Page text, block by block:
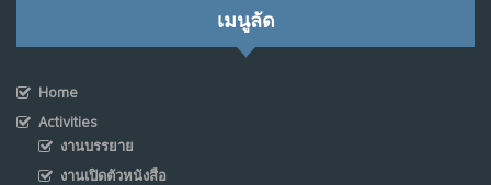
เมนูลัด
Home
Activities
งานบรรยาย
งานเปิดตัวหนังสือ